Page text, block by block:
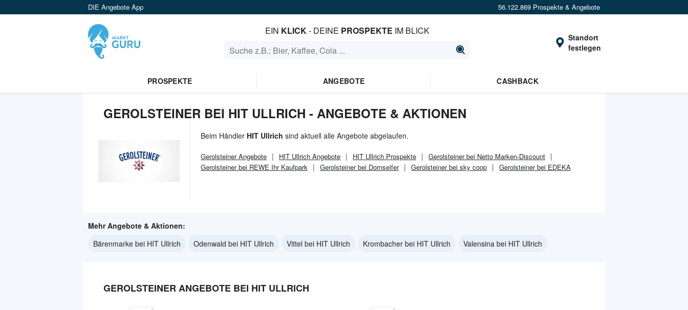
DIE Angebote App 56.122.869 Prospekte & Angebote
EIN KLICK- DEINE PROSPEKTE IM BLICK
Standort
festlegen
PROSPEKTE ANGEBOTE CASHBACK
GEROLSTEINER BEI HIT ULLRICH - ANGEBOTE & AKTIONEN
Beim Händler HIT Ullrich sind aktuell alle Angebote abgelaufen.
GerolsteinerAngebote HIT Ullrich Angebote HIT Ullrich Prospekte
Gerolsteiner bei Netto Marken-Discount
Gerolsteiner bei REWE Ihr Kaufpark
Gerolsteiner bei Dornseifer Gerolsteiner bei sky coop Gerolsteiner bei EDEKA
Mehr Angebote & Aktionen:
Bärenmarke bei HIT Ullrich
Odenwald bei HIT Ullrich Vittel bei HIT Ullrich Krombacher bei HIT Ullrich Valensina bei HIT Ullrich
GEROLSTEINER ANGEBOTE BEI HIT ULLRICH